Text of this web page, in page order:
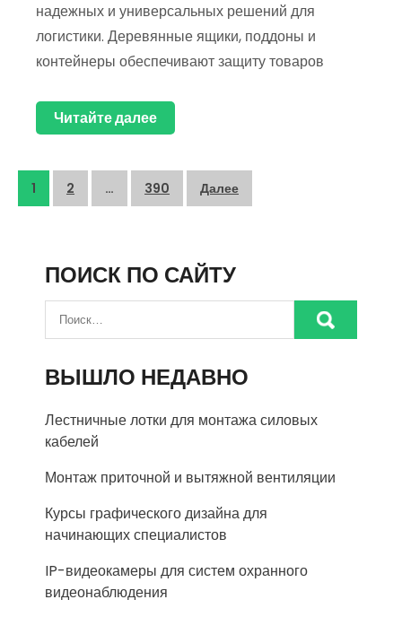
надежных и универсальных решений для
логистики. Деревянные ящики, поддоны и
контейнеры обеспечивают защиту товаров
Читайте далее
Пагинация
1 2 … 390 Далее
ПОИСК ПО САЙТУ
ВЫШЛО НЕДАВНО
Лестничные лотки для монтажа силовых
кабелей
Монтаж приточной и вытяжной вентиляции
Курсы графического дизайна для
начинающих специалистов
IP-видеокамеры для систем охранного
видеонаблюдения